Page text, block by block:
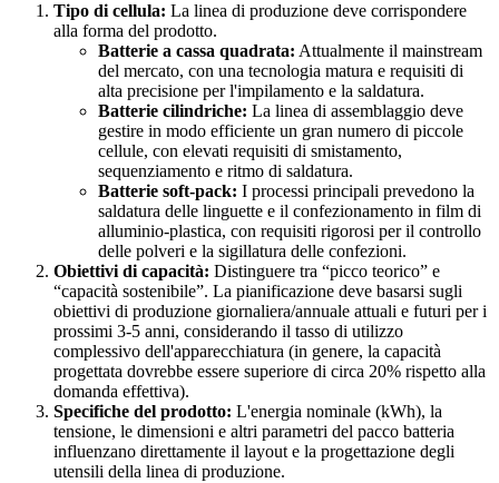
Tipo di cellula: La linea di produzione deve corrispondere
alla forma del prodotto.
Batterie a cassa quadrata: Attualmente il mainstream
del mercato, con una tecnologia matura e requisiti di
alta precisione per l'impilamento e la saldatura.
Batterie cilindriche: La linea di assemblaggio deve
gestire in modo efficiente un gran numero di piccole
cellule, con elevati requisiti di smistamento,
sequenziamento e ritmo di saldatura.
Batterie soft-pack: I processi principali prevedono la
saldatura delle linguette e il confezionamento in film di
alluminio-plastica, con requisiti rigorosi per il controllo
delle polveri e la sigillatura delle confezioni.
Obiettivi di capacità: Distinguere tra “picco teorico” e
“capacità sostenibile”. La pianificazione deve basarsi sugli
obiettivi di produzione giornaliera/annuale attuali e futuri per i
prossimi 3-5 anni, considerando il tasso di utilizzo
complessivo dell'apparecchiatura (in genere, la capacità
progettata dovrebbe essere superiore di circa 20% rispetto alla
domanda effettiva).
Specifiche del prodotto: L'energia nominale (kWh), la
tensione, le dimensioni e altri parametri del pacco batteria
influenzano direttamente il layout e la progettazione degli
utensili della linea di produzione.